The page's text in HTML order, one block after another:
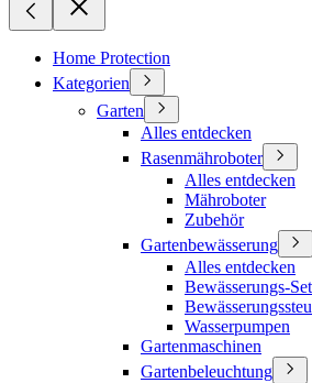
Home Protection
Kategorien
Garten
Alles entdecken
Rasenmähroboter
Alles entdecken
Mähroboter
Zubehör
Gartenbewässerung
Alles entdecken
Bewässerungs-
Wasserpumpen
Gartenmaschinen
Gartenbeleuchtung